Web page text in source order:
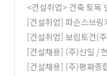
<건설취업> 건축 토목
채용정보(4/17)
(0)
[건설취업] 파슨스브
분야 모집 채용정보
(0)
[건설취업] 보림토건(
채용정보 (0)
[건설채용] (주)신일 /
비 경력사원 모집 취업
[건설채용] (주)평화종